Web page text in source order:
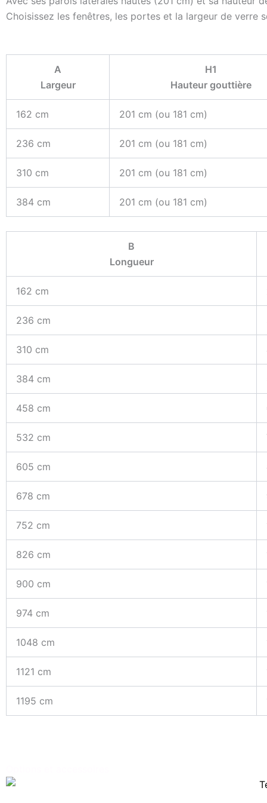
Choisissez les fenêtres, les portes et la largeur de verre
A
Largeur
H1
Hauteur gouttière
162 cm 201 cm (ou 181 cm)
236 cm 201 cm (ou 181 cm)
310 cm 201 cm (ou 181 cm)
384 cm 201 cm (ou 181 cm)
B
Longueur
162 cm
236 cm
310 cm
384 cm
458 cm
532 cm
605 cm
678 cm
752 cm
826 cm
900 cm
974 cm
1048 cm
1121 cm
1195 cm